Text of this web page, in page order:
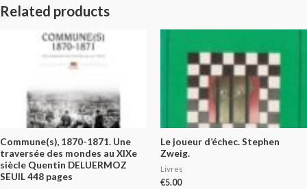
Related products
Commune(s), 1870-1871. Une
traversée des mondes au XIXe
siècle Quentin DELUERMOZ
SEUIL 448 pages
Le joueur d’échec. Stephen
Zweig.
Livres
€5.00